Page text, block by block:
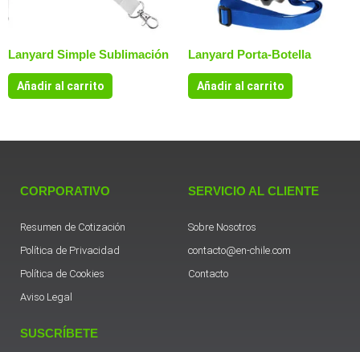
Lanyard Simple Sublimación
Añadir al carrito
Lanyard Porta-Botella
Añadir al carrito
CORPORATIVO
Resumen de Cotización
Política de Privacidad
Política de Cookies
Aviso Legal
SERVICIO AL CLIENTE
Sobre Nosotros
contacto@en-chile.com
Contacto
SUSCRÍBETE